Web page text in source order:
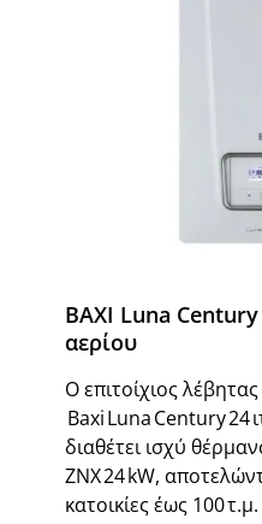
BAXI Luna
αερίου
Ο επιτοίχιος
Baxi Luna Century 24
διαθέτει ισχύ
ΖΝΧ 24 kW,
κατοικίες έως 100 τ.μ.